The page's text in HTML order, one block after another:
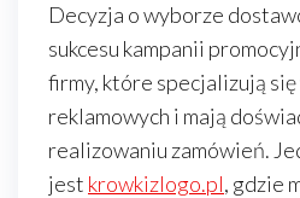
Decyzja o wyborze
sukcesu kampanii
firmy, które specjalizują
reklamowych i mają
realizowaniu zamówień.
jest krowkizlogo.pl, gdzie